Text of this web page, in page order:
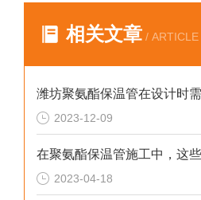
相关文章 / ARTICLE
2023-12-09
2023-04-18